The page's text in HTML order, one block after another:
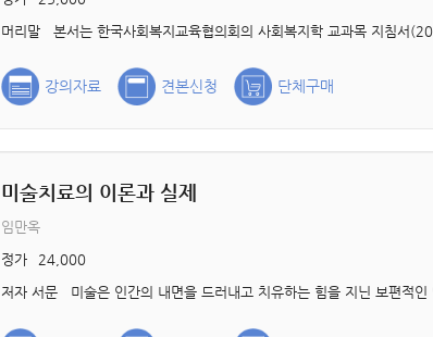
강의자료 견본신청 단체구매
미술치료의 이론과 실제
임만옥
정가
24,000